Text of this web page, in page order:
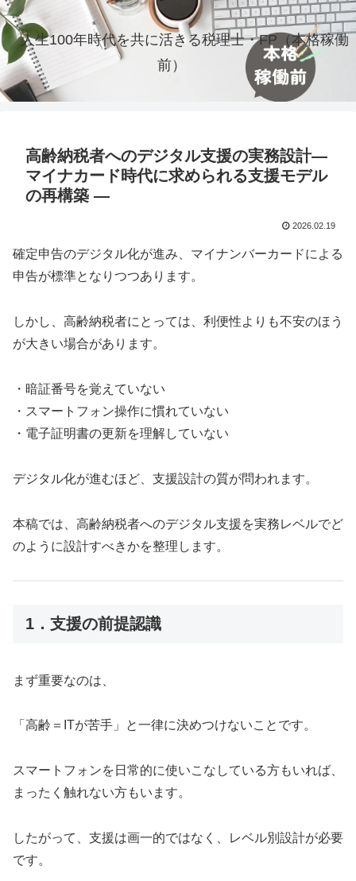
人生100年時代を共に活きる税理士・FP（本格稼働
前）
高齢納税者へのデジタル支援の実務設計―
マイナカード時代に求められる支援モデル
の再構築 ―
2026.02.19
確定申告のデジタル化が進み、マイナンバーカードによる
申告が標準となりつつあります。
しかし、高齢納税者にとっては、利便性よりも不安のほう
が大きい場合があります。
・暗証番号を覚えていない
・スマートフォン操作に慣れていない
・電子証明書の更新を理解していない
デジタル化が進むほど、支援設計の質が問われます。
本稿では、高齢納税者へのデジタル支援を実務レベルでど
のように設計すべきかを整理します。
1．支援の前提認識
まず重要なのは、
「高齢＝ITが苦手」と一律に決めつけないことです。
スマートフォンを日常的に使いこなしている方もいれば、
まったく触れない方もいます。
したがって、支援は画一的ではなく、レベル別設計が必要
です。